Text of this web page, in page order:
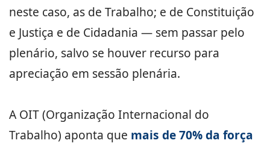
neste caso, as de Trabalho; e de Constituição
e Justiça e de Cidadania — sem passar pelo
plenário, salvo se houver recurso para
apreciação em sessão plenária.
A OIT (Organização Internacional do
Trabalho) aponta que mais de 70% da força